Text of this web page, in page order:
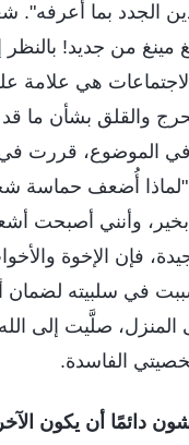
الجدد بما أعرفه".
من جديد! بالنظر
هي علامة
والقلق بشأن ما
في الموضوع، قررت
"لماذا أُضعف
وأنني أصبحت
فإن الإخوة
في سلبيته لضمان
صلَّيت إلى
الفاسدة.
دائمًا أن يكون